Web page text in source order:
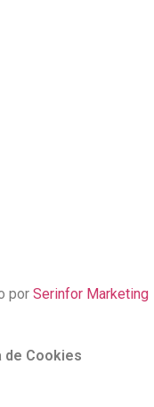
por Serinfor Marketing
de Cookies